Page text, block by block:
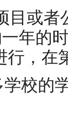
目或
年的
行，在
校的